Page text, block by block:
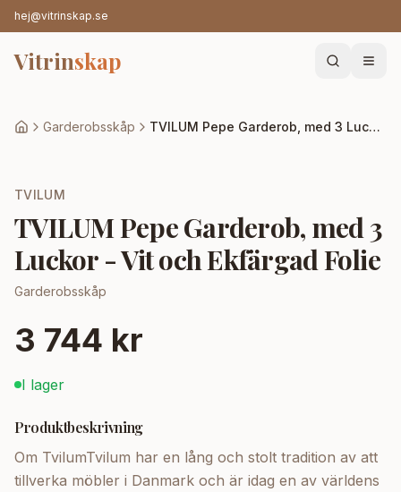
hej@vitrinskap.se
Vitrinskap
Garderobsskåp TVILUM Pepe Garderob, med 3 Luckor - Vit och Ekfärgad Folie
TVILUM
TVILUM Pepe Garderob, med 3
Luckor - Vit och Ekfärgad Folie
Garderobsskåp
3 744 kr
I lager
Produktbeskrivning
Om TvilumTvilum har en lång och stolt tradition av att
tillverka möbler i Danmark och är idag en av världens